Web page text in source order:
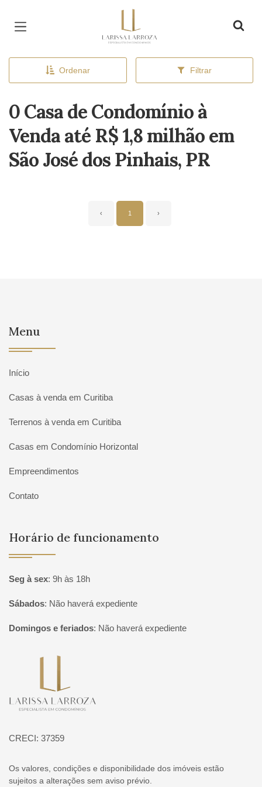
Ordenar Filtrar
0 Casa de Condomínio à
Venda até R$ 1,8 milhão em
São José dos Pinhais, PR
‹ 1 ›
Menu
Início
Casas à venda em Curitiba
Terrenos à venda em Curitiba
Casas em Condomínio Horizontal
Empreendimentos
Contato
Horário de funcionamento
Seg à sex: 9h às 18h
Sábados: Não haverá expediente
Domingos e feriados: Não haverá expediente
CRECI: 37359
Os valores, condições e disponibilidade dos imóveis estão
sujeitos a alterações sem aviso prévio.